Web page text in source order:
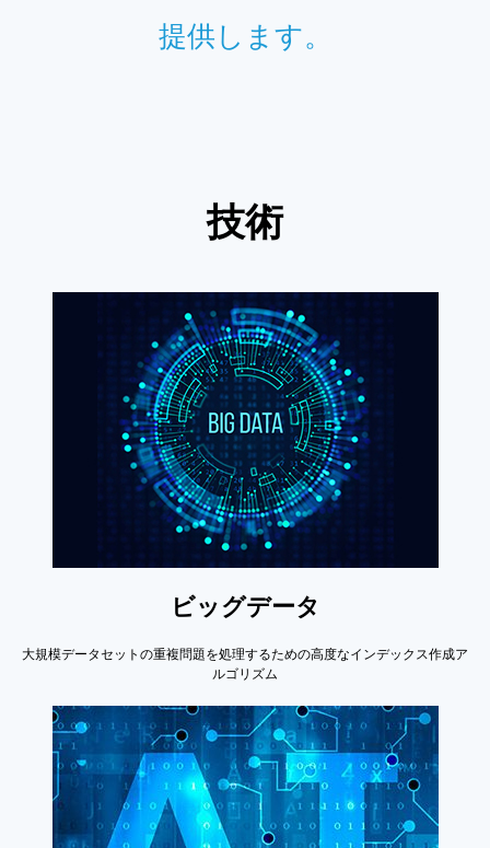
提供します。
技術
ビッグデータ
大規模データセットの重複問題を処理するための高度なインデックス作成ア
ルゴリズム